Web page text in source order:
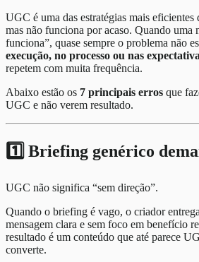
UGC é uma das estratégias mais
mas não funciona por acaso. Quando uma
funciona”, quase sempre o problema não
execução, no processo ou nas
repetem com muita frequência.
Abaixo estão os 7 principais erros que
UGC e não verem resultado.
1️⃣ Briefing genérico
UGC não significa “sem direção”.
Quando o briefing é vago, o criador
mensagem clara e sem foco em benefício
resultado é um conteúdo que até parece
converte.